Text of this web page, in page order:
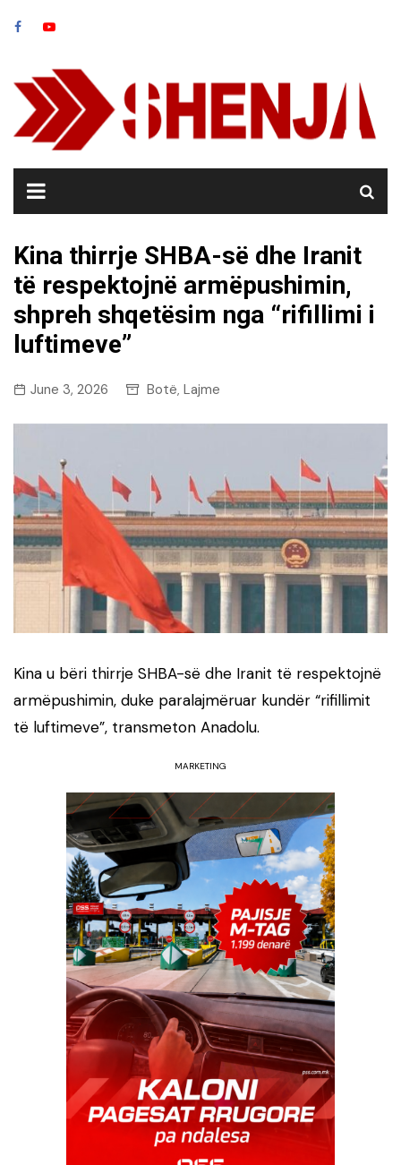
Kina thirrje SHBA-së dhe Iranit
të respektojnë armëpushimin,
shpreh shqetësim nga “rifillimi i
luftimeve”
June 3, 2026 Botë, Lajme
Kina u bëri thirrje SHBA-së dhe Iranit të respektojnë
armëpushimin, duke paralajmëruar kundër “rifillimit
të luftimeve”, transmeton Anadolu.
MARKETING